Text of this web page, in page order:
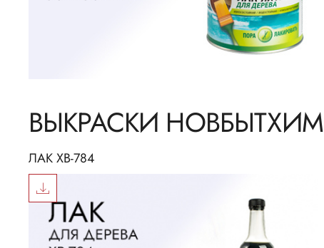
ВЫКРАСКИ НОВБЫТХИМ
ЛАК ХВ-784